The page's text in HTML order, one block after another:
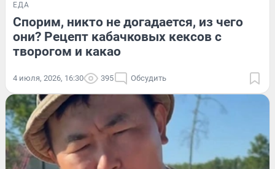
ЕДА
Спорим, никто не догадается, из чего
они? Рецепт кабачковых кексов с
творогом и какао
4 июля, 2026, 16:30 395 Обсудить